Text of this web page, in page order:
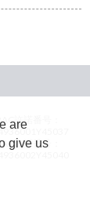
許諾番号：
許諾番号：
are
give us